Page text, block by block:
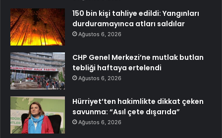
150 bin kişi tahliye edildi: Yangınları
durduramayınca atları saldılar
Ağustos 6, 2026
CHP Genel Merkezi’ne mutlak butlan
tebliği haftaya ertelendi
Ağustos 6, 2026
Hürriyet’ten hakimlikte dikkat çeken
savunma: “Asıl çete dışarıda”
Ağustos 6, 2026